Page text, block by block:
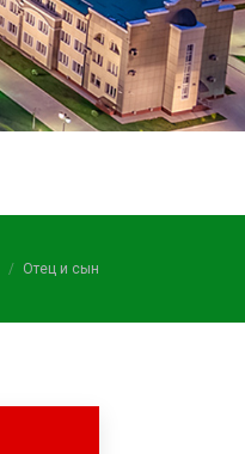
Отец и сын